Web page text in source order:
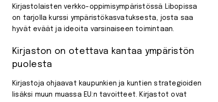
Kirjastolaisten verkko-oppimisympäristössä Libopissa
on tarjolla kurssi ympäristökasvatuksesta, josta saa
hyvät eväät ja ideoita varsinaiseen toimintaan.
Kirjaston on otettava kantaa ympäristön
puolesta
Kirjastoja ohjaavat kaupunkien ja kuntien strategioiden
lisäksi muun muassa EU:n tavoitteet. Kirjastot ovat